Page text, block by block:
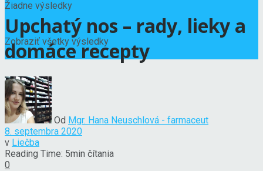
Žiadne výsledky
Zobraziť všetky výsledky
Upchatý nos – rady, lieky a
domáce recepty
Od Mgr. Hana Neuschlová - farmaceut
8. septembra 2020
v Liečba
Reading Time: 5min čítania
0